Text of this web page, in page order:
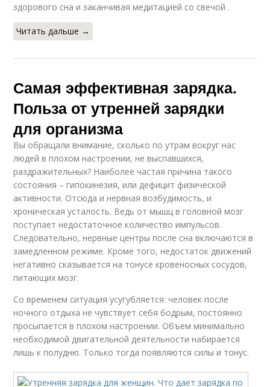
здорового сна и заканчивая медитацией со свечой .
Читать дальше →
Самая эффективная зарядка.
Польза от утренней зарядки
для организма
Вы обращали внимание, сколько по утрам вокруг нас
людей в плохом настроении, не выспавшихся,
раздражительных? Наиболее частая причина такого
состояния – гипокинезия, или дефицит физической
активности. Отсюда и нервная возбудимость, и
хроническая усталость. Ведь от мышц в головной мозг
поступает недостаточное количество импульсов.
Следовательно, нервные центры после сна включаются в
замедленном режиме. Кроме того, недостаток движений
негативно сказывается на тонусе кровеносных сосудов,
питающих мозг.
Со временем ситуация усугубляется: человек после
ночного отдыха не чувствует себя бодрым, постоянно
просыпается в плохом настроении. Объем минимально
необходимой двигательной деятельности набирается
лишь к полудню. Только тогда появляются силы и тонус.